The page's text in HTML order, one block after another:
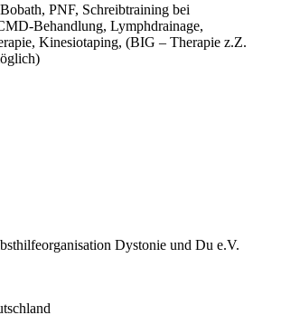
PNF, Schreibtraining bei
Behandlung, Lymphdrainage,
Kinesiotaping, (BIG – Therapie z.Z.
Dystonie und Du e.V.